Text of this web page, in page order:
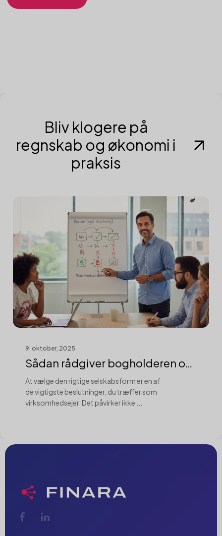
Bliv klogere på
regnskab og økonomi i
praksis
9. oktober, 2025
Sådan rådgiver bogholderen om
selskabs...
At vælge den rigtige selskabsform er en af
de vigtigste beslutninger, du træffer som
virksomhedsejer. Det påvirker ikke ...